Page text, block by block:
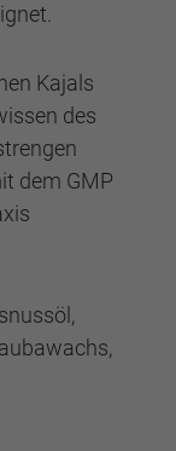
Kajals
des
dem GMP